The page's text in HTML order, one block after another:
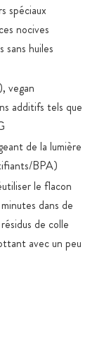
spéciaux
nocives
sans huiles
vegan
additifs tels que
de la lumière
BPA)
le flacon
dans de
de colle
avec un peu